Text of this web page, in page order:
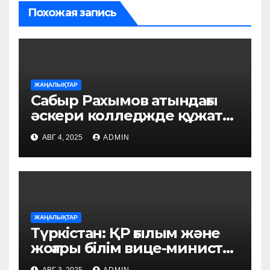
Похожая запись
ЖАҢАЛЫҚТАР
Сабыр Рахымов атындағы
әскери колледжде құжат
қабылдау басталды
АВГ 4, 2025 ADMIN
ЖАҢАЛЫҚТАР
Түркістан: ҚР ғылым және
жоғары білім вице-министрі
тұрғындармен кездесті